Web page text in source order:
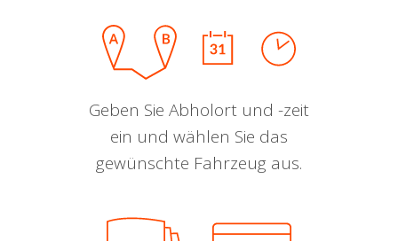
Geben Sie Abholort und -zeit
ein und wählen Sie das
gewünschte Fahrzeug aus.